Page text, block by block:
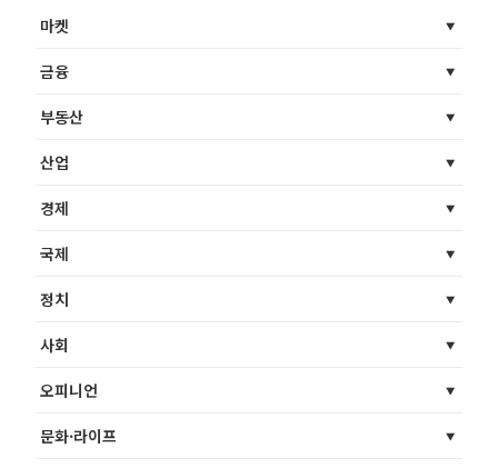
마켓
금융
부동산
산업
경제
국제
정치
사회
오피니언
문화·라이프